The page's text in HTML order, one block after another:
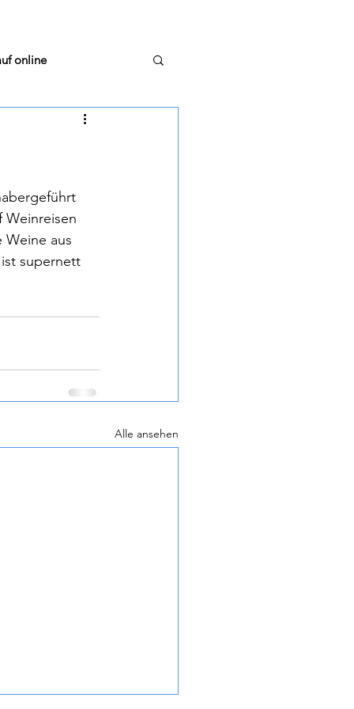
online
Glas TextTiger
aus
supernett
Alle ansehen